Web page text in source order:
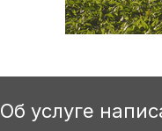
Об услуге